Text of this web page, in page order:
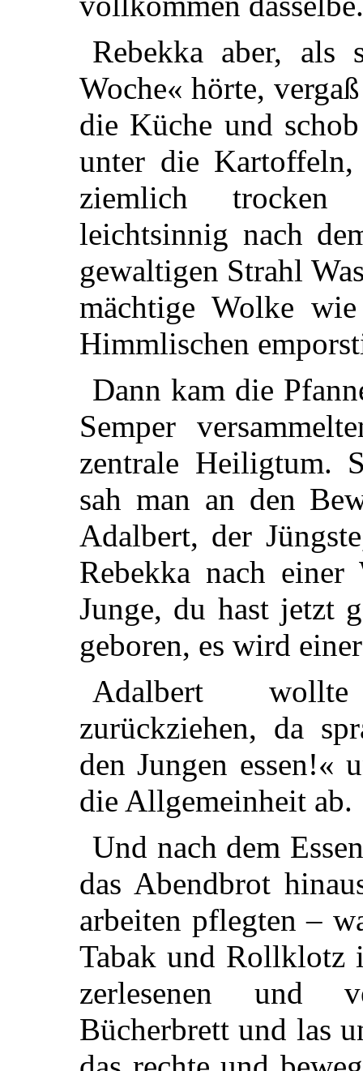
Rebekka aber,
Woche« hörte,
die Küche und
unter die
ziemlich trocken
leichtsinnig nach
gewaltigen Strahl
mächtige Wolke
Himmlischen
Dann kam die
Semper
zentrale Heiligtum.
sah man an den
Adalbert, der
Rebekka nach
Junge, du hast jetzt
geboren, es wird
Adalbert
zurückziehen, da
den Jungen essen!«
die Allgemeinheit ab.
Und nach dem
das Abendbrot
arbeiten pflegten –
Tabak und Rollklotz
zerlesenen und
Bücherbrett und las